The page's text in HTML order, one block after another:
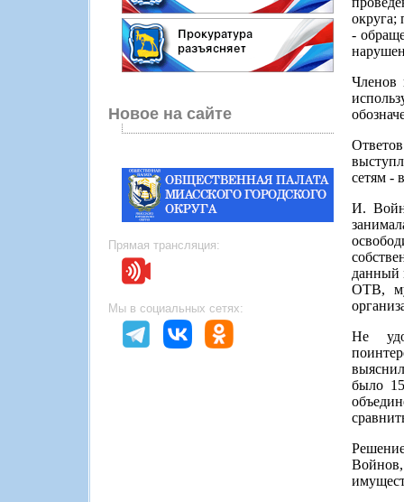
Новое на сайте
Прямая трансляция:
Мы в социальных сетях:
округа;
-
Членов
сетям -
И.
данный
ОТВ,
Не
было